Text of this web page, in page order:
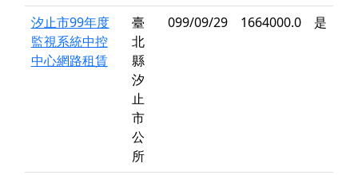
汐止市99年度
監視系統中控
中心網路租賃
臺
北
縣
汐
止
市
公
所
099/09/29 1664000.0 是